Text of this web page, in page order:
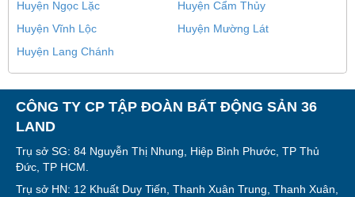
Huyện Ngọc Lặc
Huyện Cẩm Thủy
Huyện Vĩnh Lộc
Huyện Mường Lát
Huyện Lang Chánh
CÔNG TY CP TẬP ĐOÀN BẤT ĐỘNG SẢN 36
LAND
Trụ sở SG: 84 Nguyễn Thị Nhung, Hiệp Bình Phước, TP Thủ
Đức, TP HCM.
Trụ sở HN: 12 Khuất Duy Tiến, Thanh Xuân Trung, Thanh Xuân,